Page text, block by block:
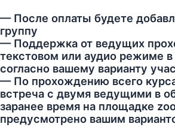
— После оплаты будете
группу
— Поддержка от ведущих
текстовом или аудио режиме в
согласно вашему варианту
— По прохождению всего
встреча с двумя ведущими в
заранее время на площадке
предусмотрено вашим